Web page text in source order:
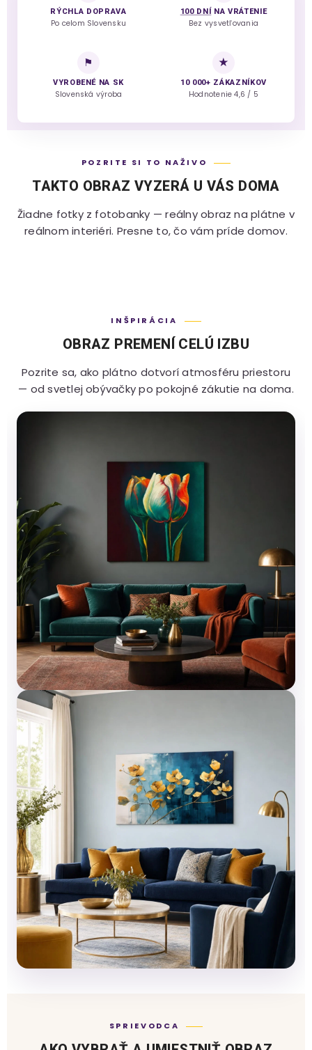
RÝCHLA DOPRAVA
Po celom Slovensku
100 DNÍ NA VRÁTENIE
Bez vysvetľovania
⚑
VYROBENÉ NA SK
Slovenská výroba
★
10 000+ ZÁKAZNÍKOV
Hodnotenie 4,6 / 5
POZRITE SI TO NAŽIVO
TAKTO OBRAZ VYZERÁ U VÁS DOMA
Žiadne fotky z fotobanky — reálny obraz na plátne v
reálnom interiéri. Presne to, čo vám príde domov.
INŠPIRÁCIA
OBRAZ PREMENÍ CELÚ IZBU
Pozrite sa, ako plátno dotvorí atmosféru priestoru
— od svetlej obývačky po pokojné zákutie na doma.
SPRIEVODCA